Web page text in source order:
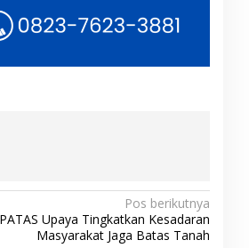
Pos berikutnya
Upaya Tingkatkan Kesadaran
Masyarakat Jaga Batas Tanah